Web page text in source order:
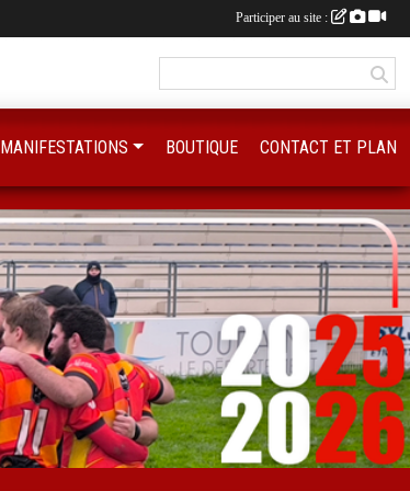
MANIFESTATIONS BOUTIQUE CONTACT ET PLAN
Participer au site :